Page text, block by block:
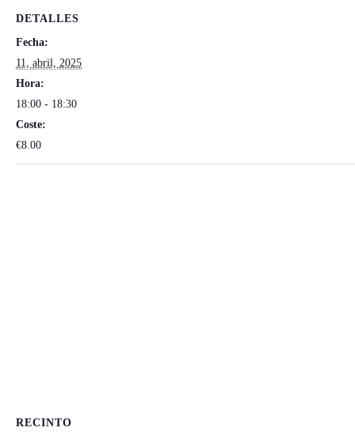
DETALLES
Fecha:
11, abril, 2025
Hora:
18:00 - 18:30
Coste:
€8.00
RECINTO